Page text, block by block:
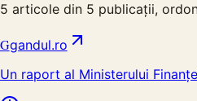
5 articole din 5 publicații,
Ggandul.ro
Un raport al Ministerului